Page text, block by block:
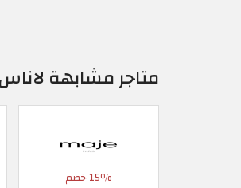
متاجر مشابهة
15٪ خصم